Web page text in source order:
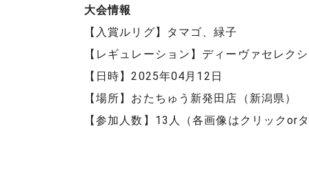
大会情報
【入賞ルリグ】タマゴ、緑子
【レギュレーション】ディーヴァセレク
【日時】2025年04月12日
【場所】おたちゅう新発田店（新潟県）
【参加人数】13人（各画像はクリックor